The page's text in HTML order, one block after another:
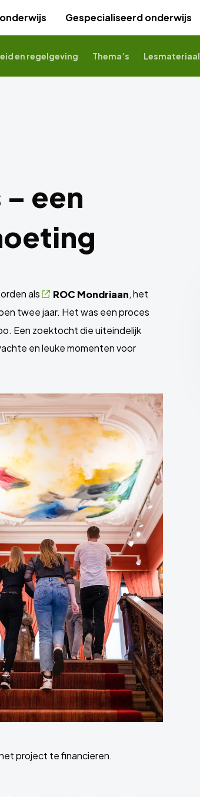
Gespecialiseerd onderwijs
en regelgeving Thema’s Lesmateriaal
een
als ROC Mondriaan, het
twee jaar. Het was een proces
Een zoektocht die uiteindelijk
en leuke momenten voor
project te financieren.